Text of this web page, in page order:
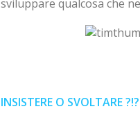
sviluppare qualcosa che
INSISTERE O SVOLTARE ?!?